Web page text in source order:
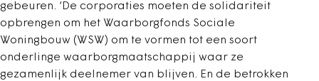
gebeuren. ‘De corporaties moeten de solidariteit
opbrengen om het Waarborgfonds Sociale
Woningbouw (WSW) om te vormen tot een soort
onderlinge waarborgmaatschappij waar ze
gezamenlijk deelnemer van blijven. En de betrokken